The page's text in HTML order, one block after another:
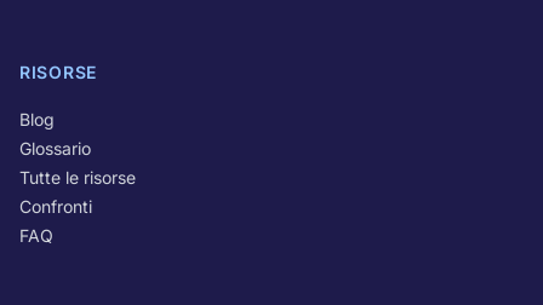
RISORSE
Blog
Glossario
Tutte le risorse
Confronti
FAQ